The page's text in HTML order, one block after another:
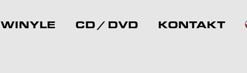
WINYLE CD / DVD KONTAKT